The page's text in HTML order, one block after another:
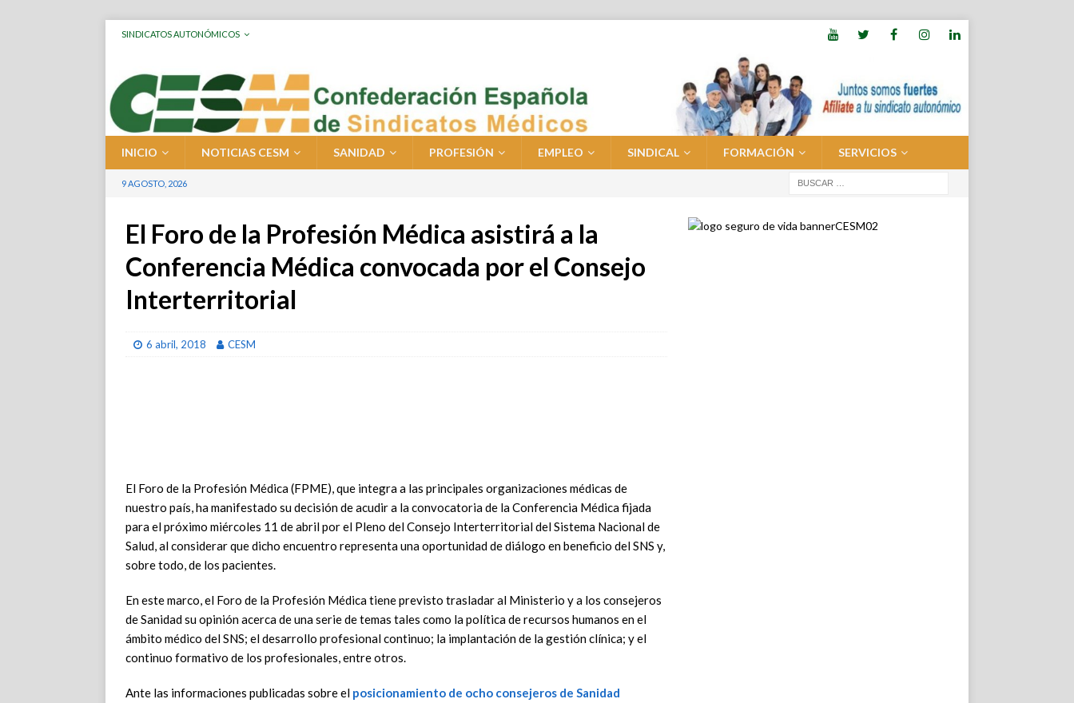
SINDICATOS AUTONÓMICOS
INICIO NOTICIAS CESM SANIDAD PROFESIÓN EMPLEO SINDICAL FORMACIÓN SERVICIOS
9 AGOSTO, 2026
El Foro de la Profesión Médica asistirá a la
Conferencia Médica convocada por el Consejo
Interterritorial
6 abril, 2018 CESM
El Foro de la Profesión Médica (FPME), que integra a las principales organizaciones médicas de
nuestro país, ha manifestado su decisión de acudir a la convocatoria de la Conferencia Médica fijada
para el próximo miércoles 11 de abril por el Pleno del Consejo Interterritorial del Sistema Nacional de
Salud, al considerar que dicho encuentro representa una oportunidad de diálogo en beneficio del SNS y,
sobre todo, de los pacientes.
En este marco, el Foro de la Profesión Médica tiene previsto trasladar al Ministerio y a los consejeros
de Sanidad su opinión acerca de una serie de temas tales como la política de recursos humanos en el
ámbito médico del SNS; el desarrollo profesional continuo; la implantación de la gestión clínica; y el
continuo formativo de los profesionales, entre otros.
Ante las informaciones publicadas sobre el posicionamiento de ocho consejeros de Sanidad